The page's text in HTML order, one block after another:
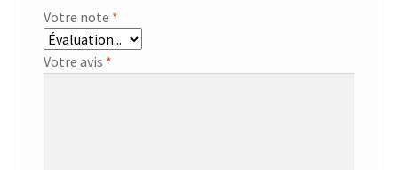
Votre note *
Votre avis *